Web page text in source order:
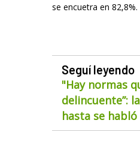
se encuetra en 82,8%.
Seguí leyendo
"Hay normas
delincuente”:
hasta se